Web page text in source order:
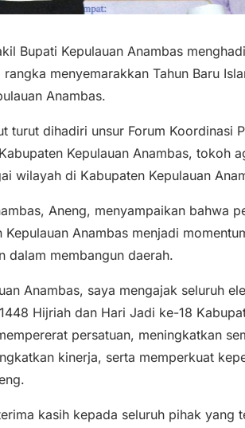
Bupati Kepulauan Anambas
menyemarakkan Tahun Baru
Anambas.
turut dihadiri unsur Forum Koordinasi
Kepulauan Anambas, tokoh
wilayah di Kabupaten Kepulauan
Aneng, menyampaikan bahwa
Anambas menjadi
dalam membangun daerah.
Anambas, saya mengajak seluruh
Hijriah dan Hari Jadi ke-18
persatuan, meningkatkan
kinerja, serta memperkuat
kasih kepada seluruh pihak yang